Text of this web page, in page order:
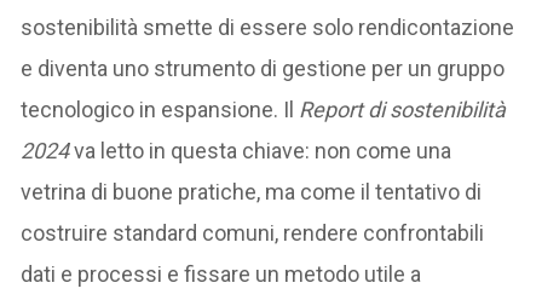
sostenibilità smette di essere solo rendicontazione
e diventa uno strumento di gestione per un gruppo
tecnologico in espansione. Il Report di sostenibilità
2024va letto in questa chiave: non come una
vetrina di buone pratiche, ma come il tentativo di
costruire standard comuni, rendere confrontabili
dati e processi e fissare un metodo utile a